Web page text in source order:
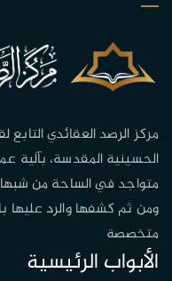
مركز الرصد العقائدي
الحسينية المقدسة،
متواجد في الساحة من
ومن ثم كشفها والرد عليها
متخصصة
الأبواب الرئيسية